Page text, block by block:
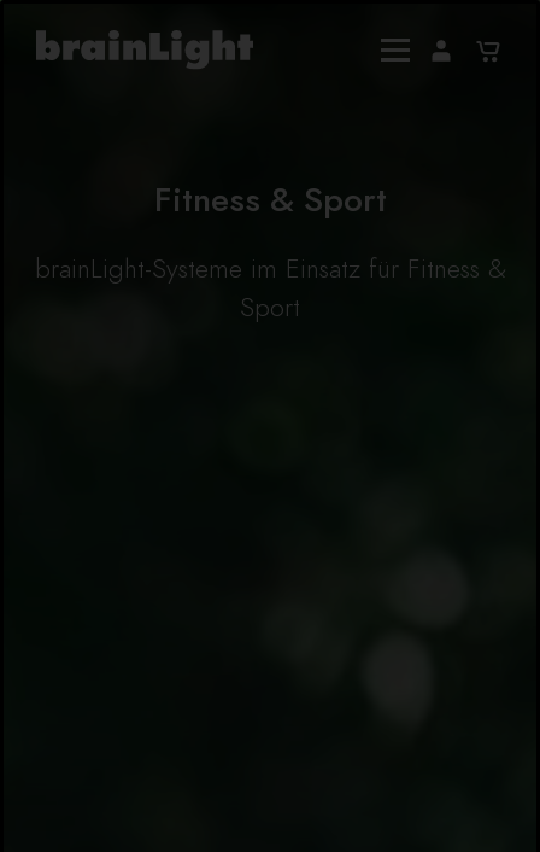
Fitness & Sport
brainLight-Systeme im Einsatz für Fitness &
Sport